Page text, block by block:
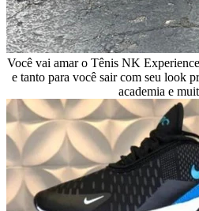
Você vai amar o Tênis NK
e tanto para você sair com seu look
academia e